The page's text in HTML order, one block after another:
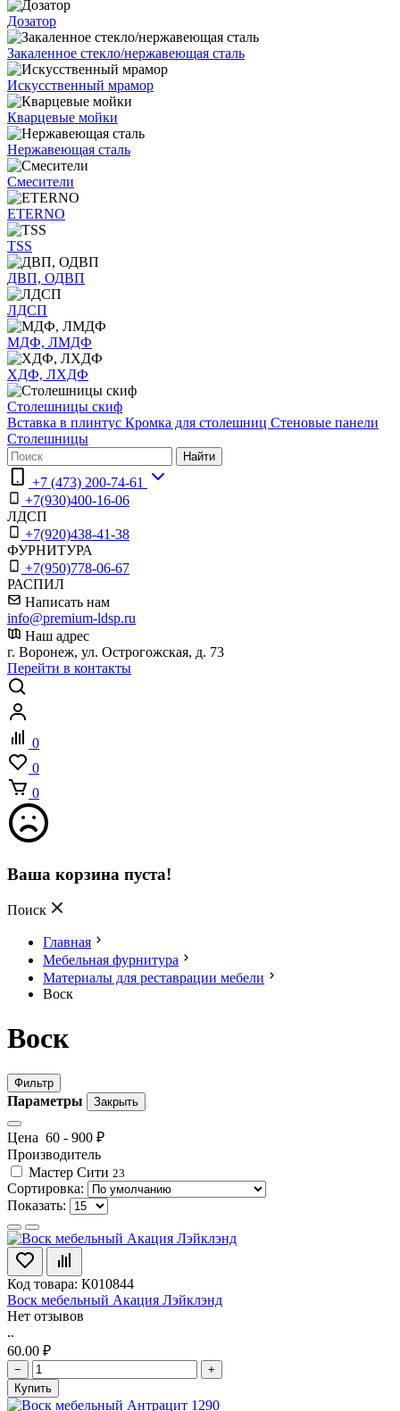
Дозатор
Закаленное стекло/нержавеющая сталь
Искусственный мрамор
Кварцевые мойки
Нержавеющая сталь
Смесители
ETERNO
TSS
ДВП, ОДВП
ЛДСП
МДФ, ЛМДФ
ХДФ, ЛХДФ
Столешницы скиф
Вставка в плинтус Кромка для столешниц Стеновые панели
Столешницы
Найти
+7 (473) 200-74-61
+7(930)400-16-06
ЛДСП
+7(920)438-41-38
ФУРНИТУРА
+7(950)778-06-67
РАСПИЛ
Написать нам
info@premium-ldsp.ru
Наш адрес
г. Воронеж, ул. Острогожская, д. 73
Перейти в контакты
0
0
0
Ваша корзина пуста!
Поиск
Главная
Мебельная фурнитура
Материалы для реставрации мебели
Воск
Воск
Фильтр
Параметры Закрыть
Цена 60 - 900 ₽
Производитель
Мастер Сити 23
Сортировка:
Показать:
Код товара: К010844
Воск мебельный Акация Лэйклэнд
Нет отзывов
..
60.00 ₽
−
+
Купить